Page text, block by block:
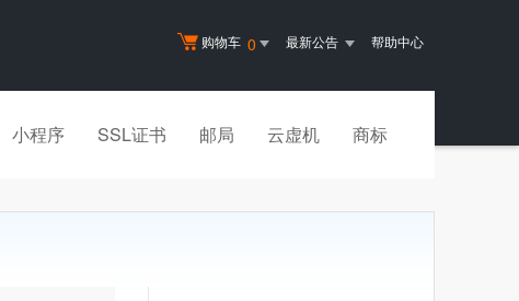
购物车 0 最新公告 帮助中心
小程序 SSL证书 邮局 云虚机 商标